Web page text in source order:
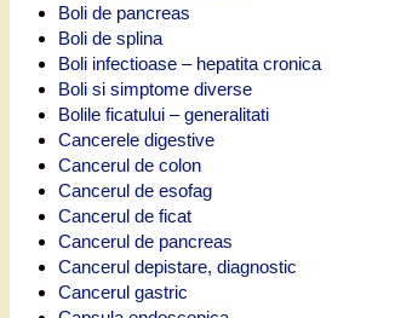
Boli de pancreas
Boli de splina
Boli infectioase – hepatita cronica
Boli si simptome diverse
Bolile ficatului – generalitati
Cancerele digestive
Cancerul de colon
Cancerul de esofag
Cancerul de ficat
Cancerul de pancreas
Cancerul depistare, diagnostic
Cancerul gastric